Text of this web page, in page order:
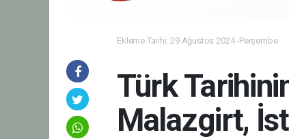
Ekleme Tarihi: 29 Ağustos 2024 -Perşembe
Türk
Malazgirt,